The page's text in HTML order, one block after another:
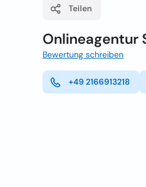
Teilen
Onlineagentur
Bewertung schreiben
+49 2166913218